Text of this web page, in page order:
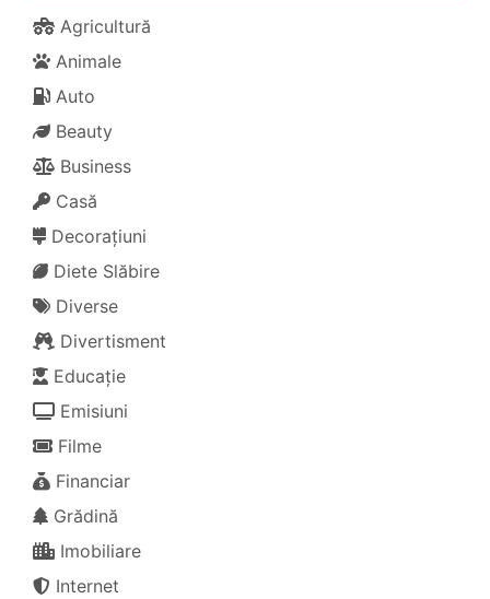
Agricultură
Animale
Auto
Beauty
Business
Casă
Decorațiuni
Diete Slăbire
Diverse
Divertisment
Educație
Emisiuni
Filme
Financiar
Grădină
Imobiliare
Internet